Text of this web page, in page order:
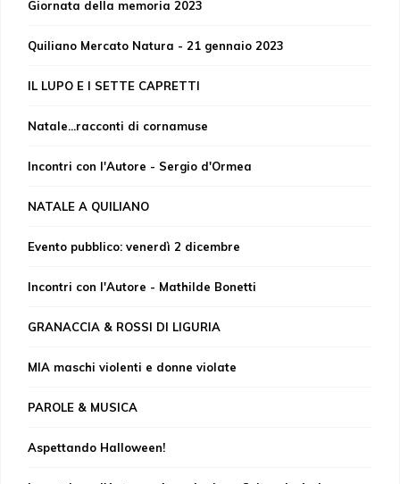
Giornata della memoria 2023
Quiliano Mercato Natura - 21 gennaio 2023
IL LUPO E I SETTE CAPRETTI
Natale...racconti di cornamuse
Incontri con l'Autore - Sergio d'Ormea
NATALE A QUILIANO
Evento pubblico: venerdì 2 dicembre
Incontri con l'Autore - Mathilde Bonetti
GRANACCIA & ROSSI DI LIGURIA
MIA maschi violenti e donne violate
PAROLE & MUSICA
Aspettando Halloween!